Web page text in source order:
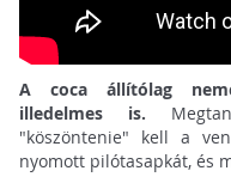
A coca állítólag
illedelmes is.
"köszöntenie" kell a
nyomott pilótasapkát, és